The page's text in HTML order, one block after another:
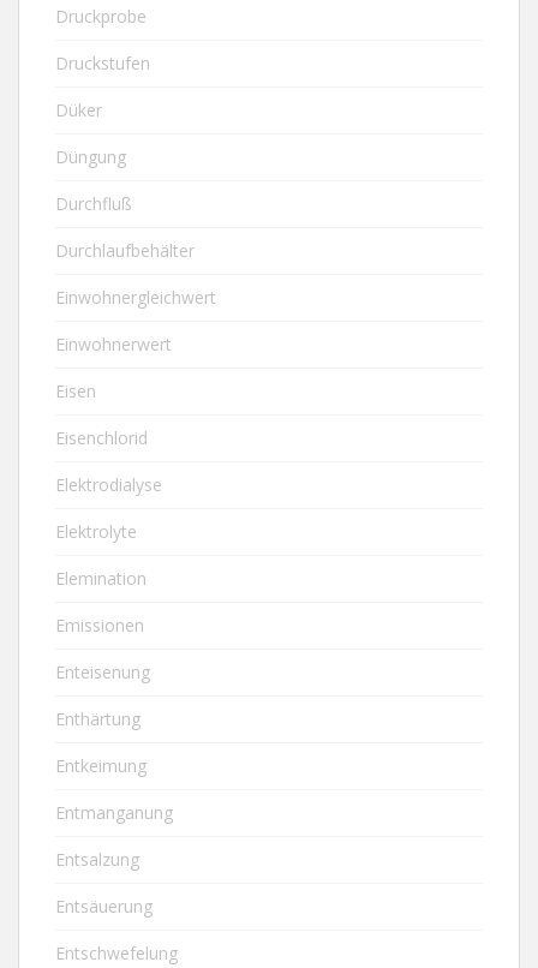
Druckprobe
Druckstufen
Düker
Düngung
Durchfluß
Durchlaufbehälter
Einwohnergleichwert
Einwohnerwert
Eisen
Eisenchlorid
Elektrodialyse
Elektrolyte
Elemination
Emissionen
Enteisenung
Enthärtung
Entkeimung
Entmanganung
Entsalzung
Entsäuerung
Entschwefelung